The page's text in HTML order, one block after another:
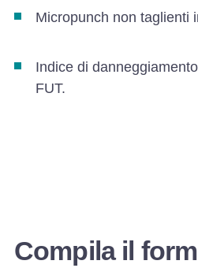
Micropunch non taglienti
Indice di
FUT.
Compila il